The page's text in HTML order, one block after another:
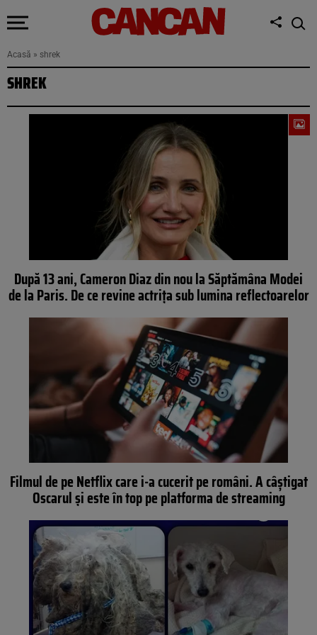
Acasă » shrek
SHREK
După 13 ani, Cameron Diaz din nou la Săptămâna Modei
de la Paris. De ce revine actrița sub lumina reflectoarelor
Filmul de pe Netflix care i-a cucerit pe români. A câștigat
Oscarul și este în top pe platforma de streaming